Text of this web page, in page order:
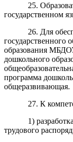
25.
государственном
26. Для
государственного
образования
дошкольного
программа
общеразвивающая.
27. К
1)
трудового